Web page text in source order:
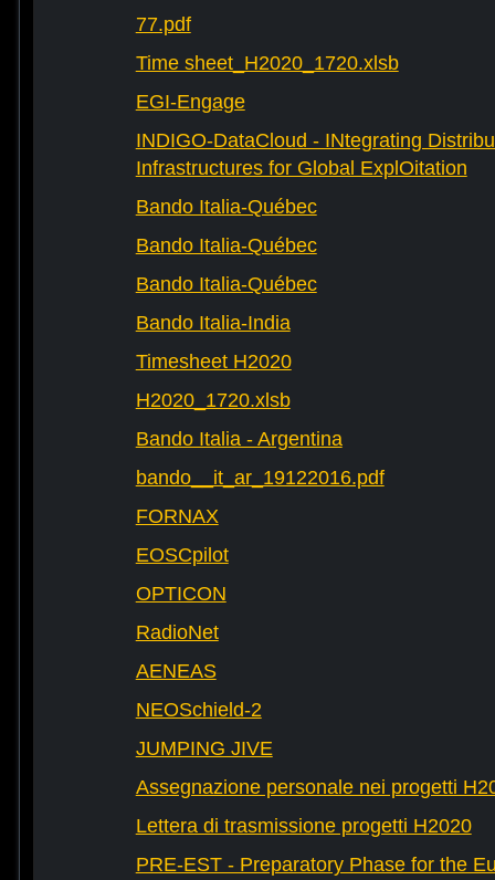
77.pdf
Time sheet_H2020_1720.xlsb
EGI-Engage
INDIGO-DataCloud - INtegrating
Infrastructures for Global ExplOitation
Bando Italia-Québec
Bando Italia-Québec
Bando Italia-Québec
Bando Italia-India
Timesheet H2020
H2020_1720.xlsb
Bando Italia - Argentina
bando__it_ar_19122016.pdf
FORNAX
EOSCpilot
OPTICON
RadioNet
AENEAS
NEOSchield-2
JUMPING JIVE
Assegnazione personale nei progetti
Lettera di trasmissione progetti H2020
PRE-EST - Preparatory Phase for the